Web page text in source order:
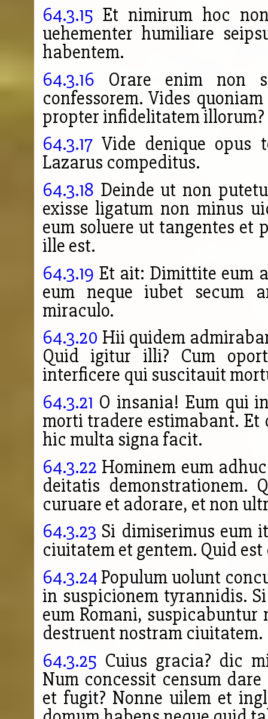
64.3.15 Et nimirum hoc
uehementer humiliare
habentem.
64.3.16 Orare enim non
confessorem. Vides
propter infidelitatem illorum?
64.3.17Vide denique opus
Lazarus compeditus.
64.3.18 Deinde ut non
exisse ligatum non minus
eum soluere ut tangentes et
ille est.
64.3.19 Et ait: Dimittite eum
eum neque iubet secum
miraculo.
64.3.20 Hii quidem
Quid igitur illi? Cum
interficere qui suscitauit
64.3.21 O insania! Eum qui
morti tradere estimabant. Et
hic multa signa facit.
64.3.22 Hominem eum
deitatis demonstrationem.
curuare et adorare, et non
64.3.23 Si dimiserimus eum
ciuitatem et gentem. Quid
64.3.24 Populum uolunt
in suspicionem tyrannidis.
eum Romani,
destruent nostram ciuitatem.
64.3.25 Cuius gracia? dic
Num concessit censum
et fugit? Nonne uilem et